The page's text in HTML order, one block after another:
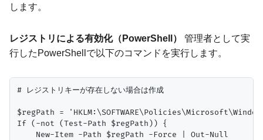
します。
レジストリによる有効化（PowerShell）
管理者として実
行したPowerShellで以下のコマンドを実行します。
# レジストリキーが存在しない場合は作成
$regPath =
If (-not (Test-Path $regPath)) {
    New-Item -Path $regPath -Force | Out-Null